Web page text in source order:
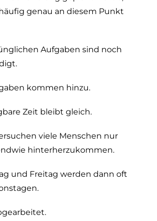
genau an diesem Punkt
Aufgaben sind noch
kommen hinzu.
Zeit bleibt gleich.
viele Menschen nur
hinterherzukommen.
und Freitag werden dann oft